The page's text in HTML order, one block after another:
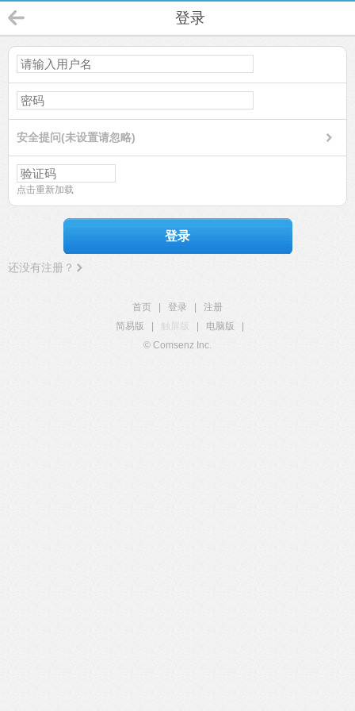
登录
安全提问(未设置请忽略)
点击重新加载
登录
还没有注册？
首页 登录
注册
简易版
触屏版 电脑版
© Comsenz Inc.